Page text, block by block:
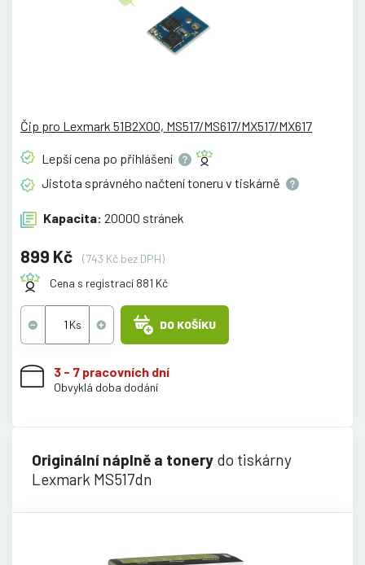
Čip pro Lexmark 51B2X00, MS517/MS617/MX517/MX617
Lepší cena po přihlášení
Jistota správného načtení toneru v tiskárně
Kapacita: 20000 stránek
899 Kč
(743 Kč bez DPH)
Cena s registrací 881 Kč
DO KOŠÍKU
3 - 7 pracovních dní
Obvyklá doba dodání
Originální náplně a tonery do tiskárny
Lexmark MS517dn